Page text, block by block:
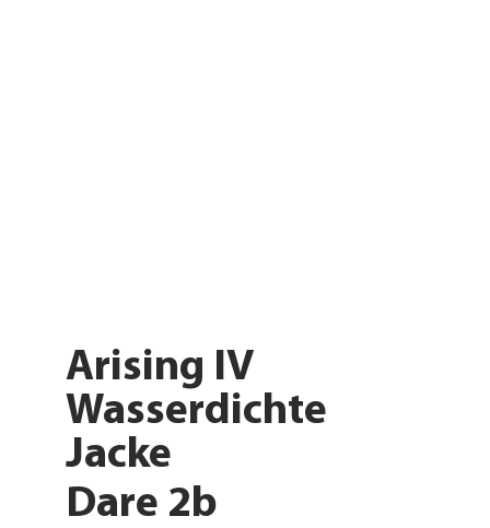
Arising IV
Wasserdichte
Jacke
Dare 2b